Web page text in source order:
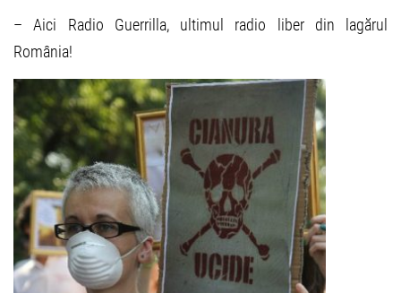
– Aici Radio Guerrilla, ultimul radio liber din lagărul
România!